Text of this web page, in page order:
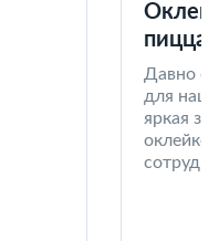
пицца
Давно
для
яркая
оклейке